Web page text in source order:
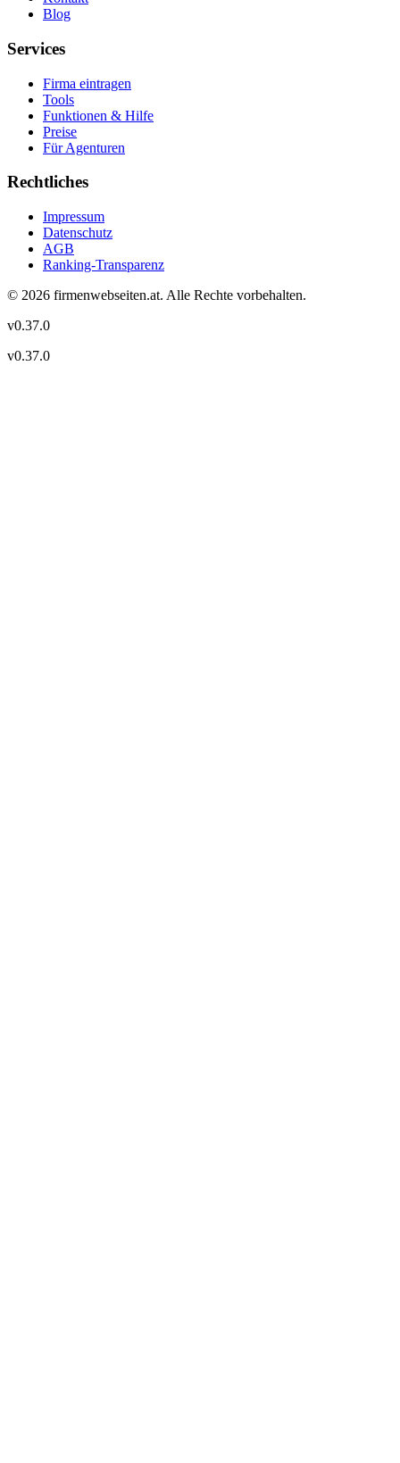
Blog
Services
Firma eintragen
Tools
Funktionen & Hilfe
Preise
Für Agenturen
Rechtliches
Impressum
Datenschutz
AGB
Ranking-Transparenz
© 2026 firmenwebseiten.at. Alle Rechte vorbehalten.
v0.37.0
v0.37.0